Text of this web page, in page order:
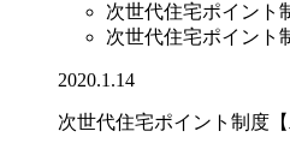
次世代住宅ポイント
次世代住宅ポイント
2020.1.14
次世代住宅ポイント制度